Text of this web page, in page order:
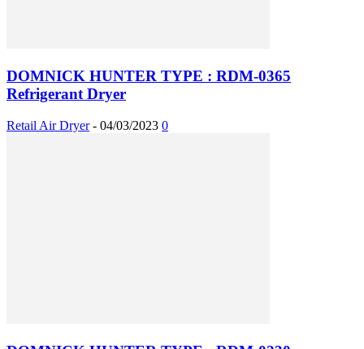
DOMNICK HUNTER TYPE : RDM-0365
Refrigerant Dryer
Retail Air Dryer - 04/03/2023 0